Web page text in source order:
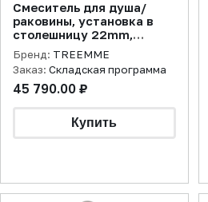
Смеситель для душа/
раковины, установка в
столешницу 22mm,
нержавеющая сталь
брашированная
Бренд: TREEMME
Заказ: Складская программа
45 790.00 ₽